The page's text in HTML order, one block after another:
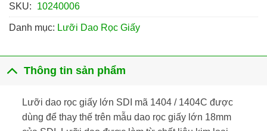
SKU:
10240006
Danh mục: Lưỡi Dao Rọc Giấy
Thông tin sản phẩm
Lưỡi dao rọc giấy lớn SDI mã 1404 / 1404C được
dùng để thay thế trên mẫu dao rọc giấy lớn 18mm